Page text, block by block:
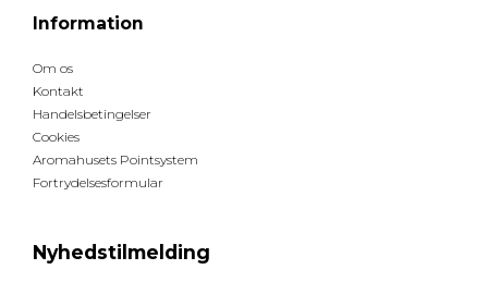
Information
Om os
Kontakt
Handelsbetingelser
Cookies
Aromahusets Pointsystem
Fortrydelsesformular
Nyhedstilmelding